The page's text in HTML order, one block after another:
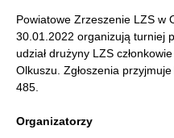
Powiatowe Zrzeszenie LZS w
30.01.2022 organizują turniej
udział drużyny LZS
Olkuszu. Zgłoszenia
485.
Organizatorzy